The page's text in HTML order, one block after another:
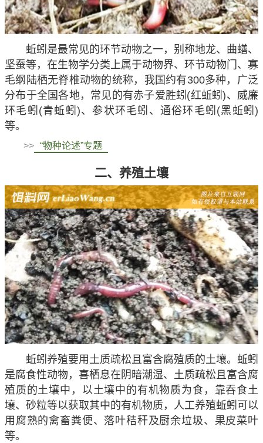
蚯蚓是最常见的环节动物之一，别称地龙、曲蟮、
坚蚕等，在生物学分类上属于动物界、环节动物门、寡
毛纲陆栖无脊椎动物的统称，我国约有300多种，广泛
分布于全国各地，常见的有赤子爱胜蚓(红蚯蚓)、威廉
环毛蚓(青蚯蚓)、参状环毛蚓、通俗环毛蚓(黑蚯蚓)
等。
>> “物种论述”专题
二、养殖土壤
蚯蚓养殖要用土质疏松且富含腐殖质的土壤。蚯蚓
是腐食性动物，喜栖息在阴暗潮湿、土质疏松且富含腐
殖质的土壤中，以土壤中的有机物质为食，靠吞食土
壤、砂粒等以获取其中的有机物质，人工养殖蚯蚓可以
用腐熟的禽畜粪便、落叶秸秆及厨余垃圾、果皮菜叶
等。